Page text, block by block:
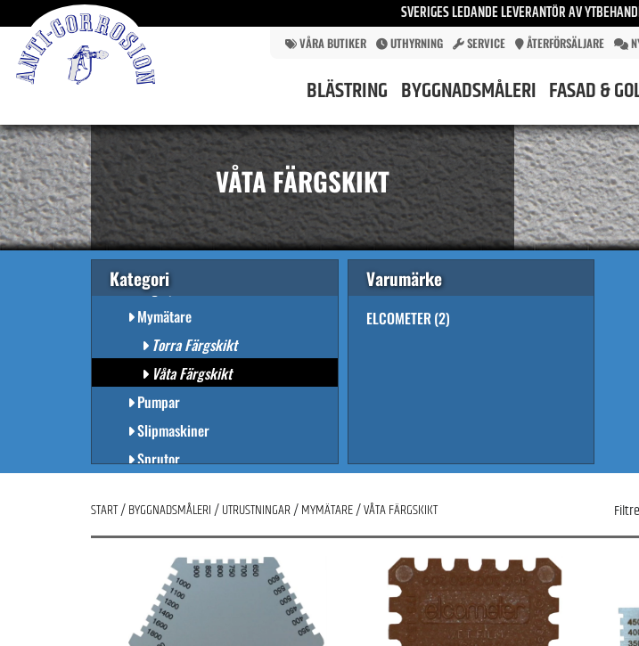
SVERIGES LEDANDE LEVERANTÖR AV
VÅRA BUTIKER UTHYRNING SERVICE ÅTERFÖRSÄLJARE
BLÄSTRING BYGGNADSMÅLERI FASAD &
VÅTA FÄRGSKIKT
Kategori
BLÄSTRING
UTRUSTNINGAR
Avfallshantering
Boxar & Bazooka
Brädmålning
Dammsugare
Högtryckstvättar
Mymätare
Torra Färgskikt
Våta Färgskikt
Pumpar
Slipmaskiner
Sprutor
PISTOLER & FÖRLÄNGNINGSSKAFT
SLANGAR & SLANGTILLBEHÖR
MASKINRESERVDELAR
ÖVRIGT
RESERVDELAR UTIFRÅN PRODUKT
Varumärke
ELCOMETER(2)
START/BYGGNADSMÅLERI/UTRUSTNINGAR/MYMÄTARE/VÅTA FÄRGSKIKT